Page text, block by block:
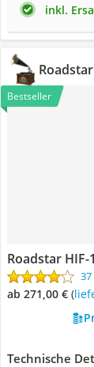
inkl.
Bestseller
Roadstar HIF-
ab 271,00 € (
Technische